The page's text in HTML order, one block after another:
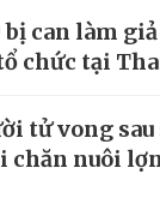
can làm
chức tại
tử vong sau
chăn nuôi